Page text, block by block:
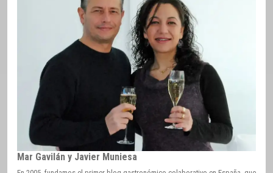
Mar Gavilán y Javier Muniesa